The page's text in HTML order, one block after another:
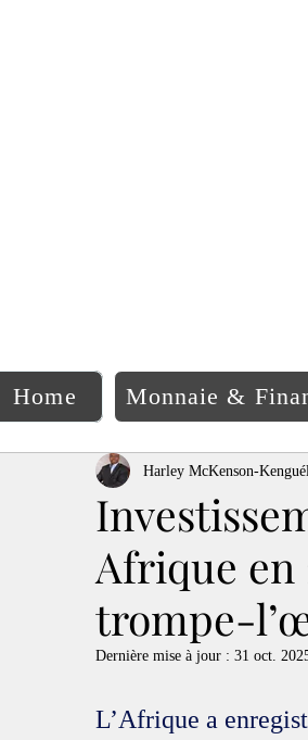
Home Monnaie &
Afrique en
trompe-
Harley McKenson-
Dernière mise à jour : 31 oct.
L’Afrique a